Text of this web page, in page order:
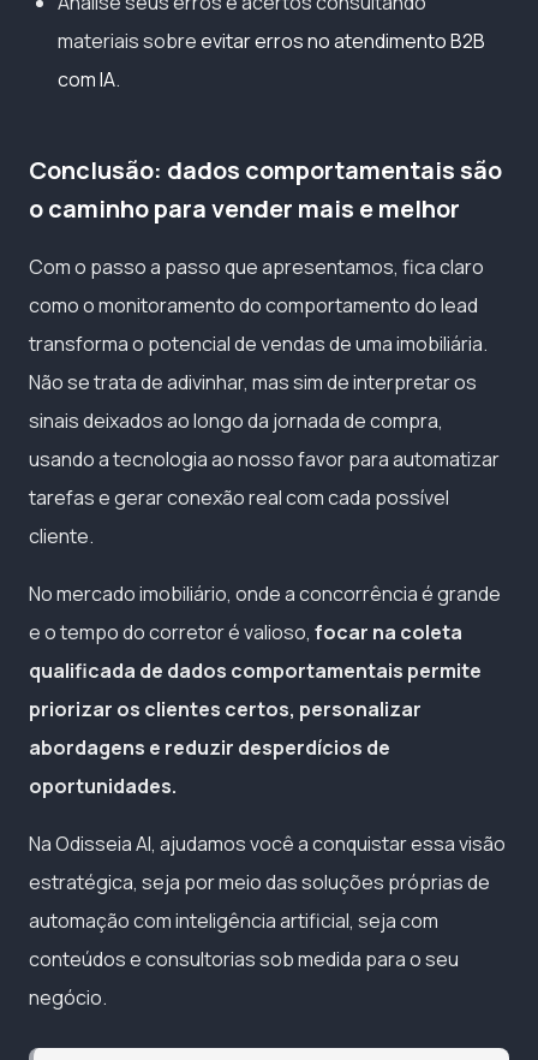
materiais sobreevitar erros no atendimento B2B
com IA.
Conclusão: dados comportamentais são
o caminho para vender mais e melhor
Com o passo a passo que apresentamos, fica claro
como o monitoramento do comportamento do lead
transforma o potencial de vendas de uma imobiliária.
Não se trata de adivinhar, mas sim de interpretar os
sinais deixados ao longo da jornada de compra,
usando a tecnologia ao nosso favor para automatizar
tarefas e gerar conexão real com cada possível
cliente.
No mercado imobiliário, onde a concorrência é grande
e o tempo do corretor é valioso, focar na coleta
qualificada de dados comportamentais permite
priorizar os clientes certos, personalizar
abordagens e reduzir desperdícios de
oportunidades.
Na Odisseia AI, ajudamos você a conquistar essa visão
estratégica, seja por meio das soluções próprias de
automação com inteligência artificial, seja com
conteúdos e consultorias sob medida para o seu
negócio.